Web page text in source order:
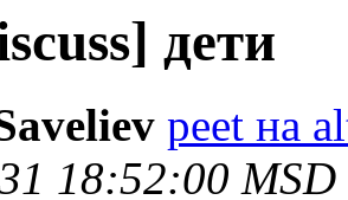
дети
peet на
18:52:00 MSD